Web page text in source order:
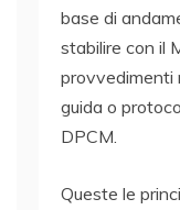
base di
stabilire con il
provvedimenti
guida o
DPCM.
Queste le